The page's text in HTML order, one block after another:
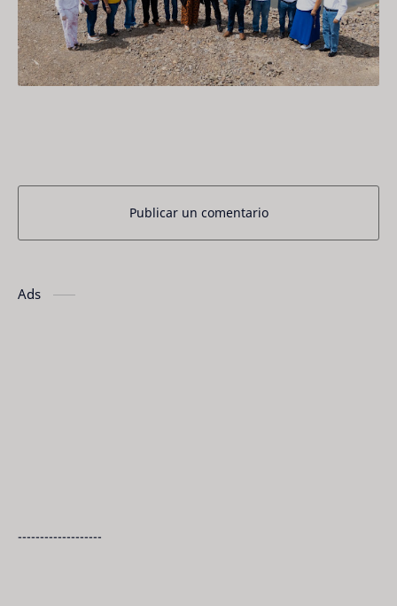
Publicar un comentario
Ads
-------------------